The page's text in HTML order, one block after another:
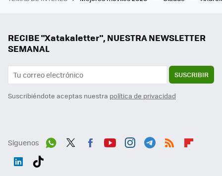
RECIBE "Xatakaletter", NUESTRA NEWSLETTER
SEMANAL
SUSCRIBIR
Suscribiéndote aceptas nuestra política de privacidad
Síguenos